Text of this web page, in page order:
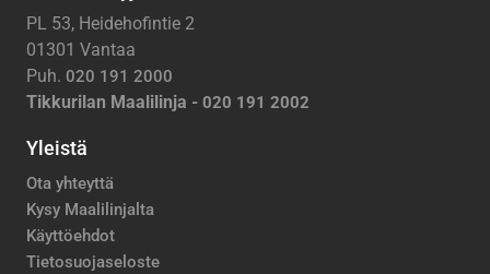
PL 53, Heidehofintie 2
01301 Vantaa
Puh. 020 191 2000
Tikkurilan Maalilinja - 020 191 2002
Yleistä
Ota yhteyttä
Kysy Maalilinjalta
Käyttöehdot
Tietosuojaseloste